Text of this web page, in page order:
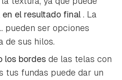
el resultado final . La
pueden ser opciones
de sus hilos.
los bordes de las telas con
tus fundas puede dar un